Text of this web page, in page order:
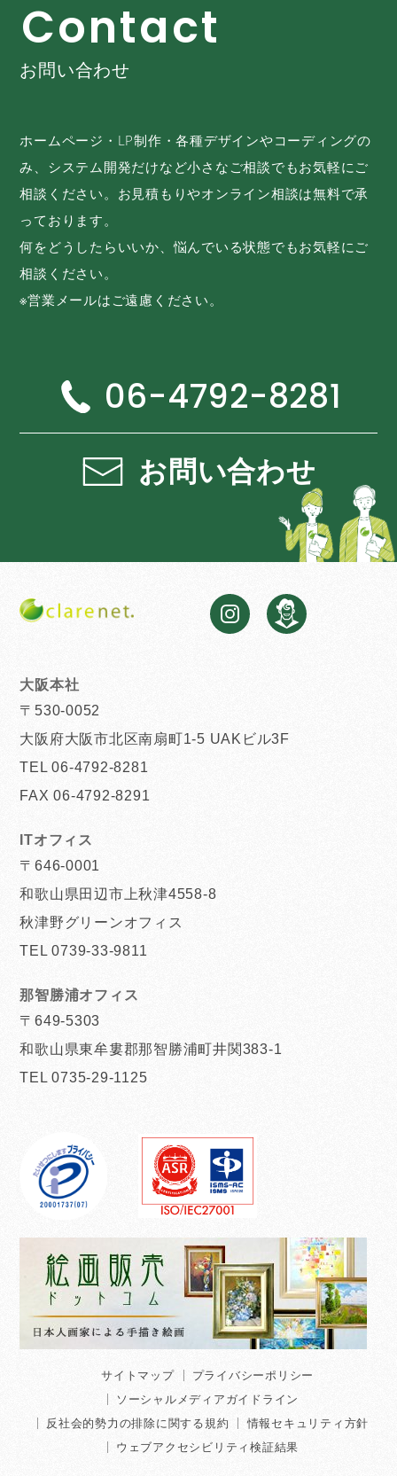
Contact
お問い合わせ
ホームページ・LP制作・各種デザインやコーディングの
み、システム開発だけなど小さなご相談でもお気軽にご
相談ください。お見積もりやオンライン相談は無料で承
っております。
何をどうしたらいいか、悩んでいる状態でもお気軽にご
相談ください。
※営業メールはご遠慮ください。
06-4792-8281
お問い合わせ
大阪本社
〒530-0052
大阪府大阪市北区南扇町1-5 UAKビル3F
TEL 06-4792-8281
FAX 06-4792-8291
ITオフィス
〒646-0001
和歌山県田辺市上秋津4558-8
秋津野グリーンオフィス
TEL 0739-33-9811
那智勝浦オフィス
〒649-5303
和歌山県東牟婁郡那智勝浦町井関383-1
TEL 0735-29-1125
サイトマップ
プライバシーポリシー
ソーシャルメディアガイドライン
反社会的勢力の排除に関する規約
情報セキュリティ方針
ウェブアクセシビリティ検証結果